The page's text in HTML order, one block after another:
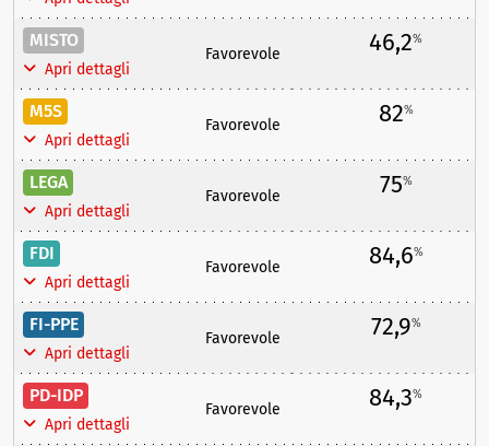
MISTO
Apri dettagli
Favorevole 46,2%
M5S
Apri dettagli
Favorevole 82%
LEGA
Apri dettagli
Favorevole 75%
FDI
Apri dettagli
Favorevole 84,6%
FI-PPE
Apri dettagli
Favorevole 72,9%
PD-IDP
Apri dettagli
Favorevole 84,3%